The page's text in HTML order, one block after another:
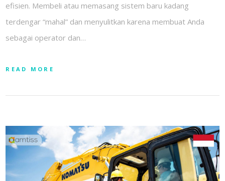
efisien. Membeli atau memasang sistem baru kadang
terdengar “mahal” dan menyulitkan karena membuat Anda
sebagai operator dan…
READ MORE